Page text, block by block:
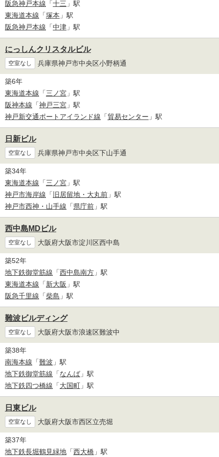
阪急神戸本線 「十三 」駅
東海道本線 「塚本 」駅
阪急神戸本線 「中津 」駅
にっしんクリスタルビル
空室なし 兵庫県神戸市中央区小野柄通
築6年
東海道本線 「三ノ宮 」駅
阪神本線 「神戸三宮 」駅
神戸新交通ポートアイランド線 「貿易センター 」駅
日新ビル
空室なし 兵庫県神戸市中央区下山手通
築34年
東海道本線 「三ノ宮 」駅
神戸市海岸線 「 旧居留地・大丸前 」駅
神戸市西神・山手線 「県庁前 」駅
西中島MDビル
空室なし 大阪府大阪市淀川区西中島
築52年
地下鉄御堂筋線 「西中島南方 」駅
東海道本線 「新大阪 」駅
阪急千里線 「柴島 」駅
難波ビルディング
空室なし 大阪府大阪市浪速区難波中
築38年
南海本線 「難波 」駅
地下鉄御堂筋線 「なんば 」駅
地下鉄四つ橋線 「大国町 」駅
日東ビル
空室なし 大阪府大阪市西区立売堀
築37年
地下鉄長堀鶴見緑地 「西大橋 」駅